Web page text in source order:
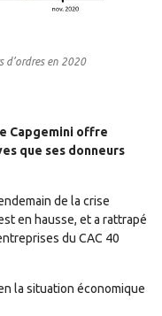
d’ordres en 2020
Capgemini offre
que ses donneurs
de la crise
en hausse, et a rattrapé
du CAC 40
la situation économique